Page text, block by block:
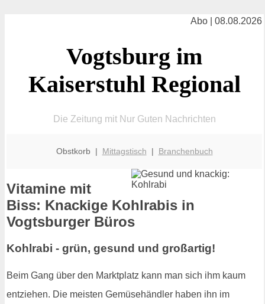
Abo | 08.08.2026
Vogtsburg im
Kaiserstuhl Regional
Die Zeitung mit Nur Guten Nachrichten
Obstkorb | Mittagstisch | Branchenbuch
Vitamine mit
Biss: Knackige Kohlrabis in
Vogtsburger Büros
Kohlrabi - grün, gesund und großartig!
Beim Gang über den Marktplatz kann man sich ihm kaum
entziehen. Die meisten Gemüsehändler haben ihn im